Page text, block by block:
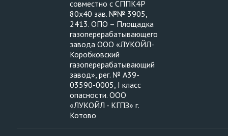
совместно с СППК4Р
80х40 зав. №№ 3905,
2413. ОПО – Площадка
газоперерабатывающего
завода ООО «ЛУКОЙЛ-
Коробковский
газоперерабатывающий
завод», рег. № А39-
03590-0005, I класс
опасности. ООО
«ЛУКОЙЛ - КГПЗ» г.
Котово